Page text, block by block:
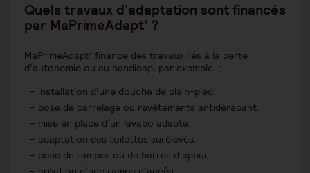
Quels travaux d’adaptation sont financés
par MaPrimeAdapt’ ?
MaPrimeAdapt’ finance des travaux liés à la perte
d’autonomie ou au handicap, par exemple :
installation d’une douche de plain-pied,
pose de carrelage ou revêtements antidérapant,
mise en place d’un lavabo adapté,
adaptation des toilettes surélevés,
pose de rampes ou de barres d’appui,